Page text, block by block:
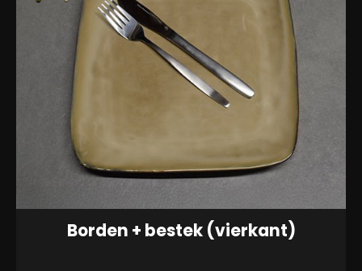
Borden + bestek (vierkant)